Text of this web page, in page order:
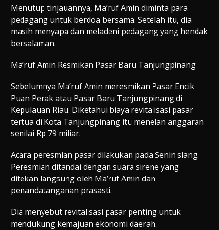
Menutup tinjauannya, Ma’ruf Amin diminta para
pedagang untuk berdoa bersama. Setelah itu, dia
masih menyapa dan meladeni pedagang yang hendak
bersalaman.
Ma’ruf Amin Resmikan Pasar Baru Tanjungpinang
Sebelumnya Ma’ruf Amin meresmikan Pasar Encik
Puan Perak atau Pasar Baru Tanjungpinang di
Kepulauan Riau. Diketahui biaya revitalisasi pasar
tertua di Kota Tanjungpinang itu menelan anggaran
senilai Rp 79 miliar.
Acara peresmian pasar dilakukan pada Senin siang.
Peresmian ditandai dengan suara sirene yang
ditekan langsung oleh Ma’ruf Amin dan
penandatanganan prasasti.
Dia menyebut revitalisasi pasar penting untuk
mendukung kemajuan ekonomi daerah.